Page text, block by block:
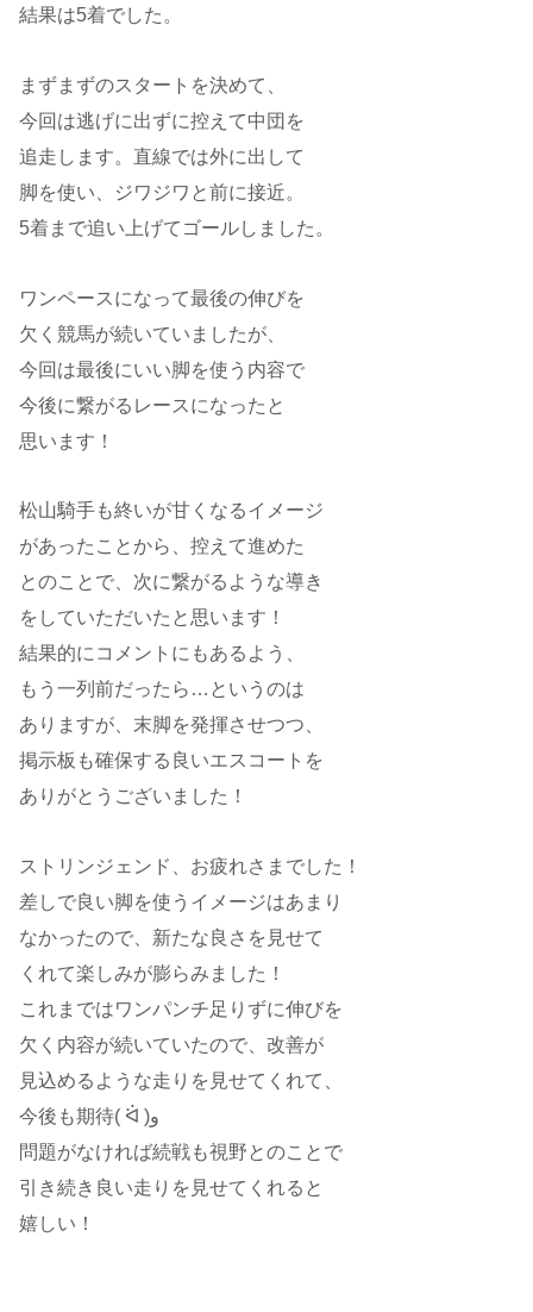
結果は5着でした。
まずまずのスタートを決めて、
今回は逃げに出ずに控えて中団を
追走します。直線では外に出して
脚を使い、ジワジワと前に接近。
5着まで追い上げてゴールしました。
ワンペースになって最後の伸びを
欠く競馬が続いていましたが、
今回は最後にいい脚を使う内容で
今後に繋がるレースになったと
思います！
松山騎手も終いが甘くなるイメージ
があったことから、控えて進めた
とのことで、次に繋がるような導き
をしていただいたと思います！
結果的にコメントにもあるよう、
もう一列前だったら…というのは
ありますが、末脚を発揮させつつ、
掲示板も確保する良いエスコートを
ありがとうございました！
ストリンジェンド、お疲れさまでした！
差しで良い脚を使うイメージはあまり
なかったので、新たな良さを見せて
くれて楽しみが膨らみました！
これまではワンパンチ足りずに伸びを
欠く内容が続いていたので、改善が
見込めるような走りを見せてくれて、
今後も期待( ᐛ )و
問題がなければ続戦も視野とのことで
引き続き良い走りを見せてくれると
嬉しい！